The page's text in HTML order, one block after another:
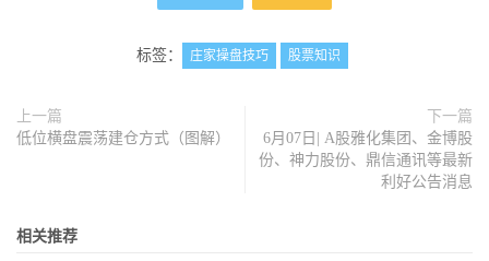
标签： 庄家操盘技巧 股票知识
上一篇
低位横盘震荡建仓方式（图解）
下一篇
6月07日| A股雅化集团、金博股
份、神力股份、鼎信通讯等最新
利好公告消息
相关推荐